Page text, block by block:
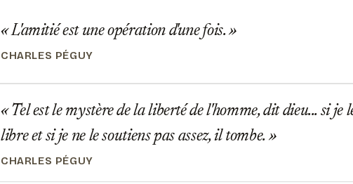
L'amitié est une opération d'une fois.
CHARLES PÉGUY
Tel est le mystère de la liberté de l'homme, dit dieu... si je
libre et si je ne le soutiens pas assez, il tombe.
CHARLES PÉGUY